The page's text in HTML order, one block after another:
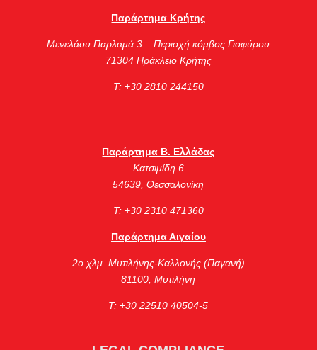
Παράρτημα Κρήτης
Μενελάου Παρλαμά 3 – Περιοχή κόμβος Γιοφύρου
71304 Ηράκλειο Κρήτης
Τ: +30 2810 244150
Παράρτημα Β. Ελλάδας
Κατσιμίδη 6
54639, Θεσσαλονίκη
Τ: +30 2310 471360
Παράρτημα Αιγαίου
2ο χλμ. Μυτιλήνης-Καλλονής (Παγανή)
81100, Μυτιλήνη
Τ: +30 22510 40504-5